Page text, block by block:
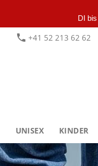
DI
+41 52 213 62 62
UNISEX KINDER